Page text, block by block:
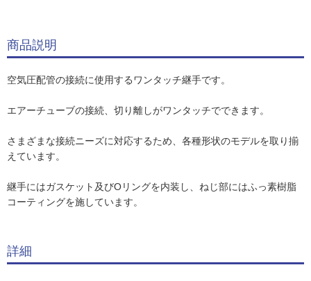
商品説明
空気圧配管の接続に使用するワンタッチ継手です。
エアーチューブの接続、切り離しがワンタッチでできます。
さまざまな接続ニーズに対応するため、各種形状のモデルを取り揃
えています。
継手にはガスケット及びOリングを内装し、ねじ部にはふっ素樹脂
コーティングを施しています。
詳細